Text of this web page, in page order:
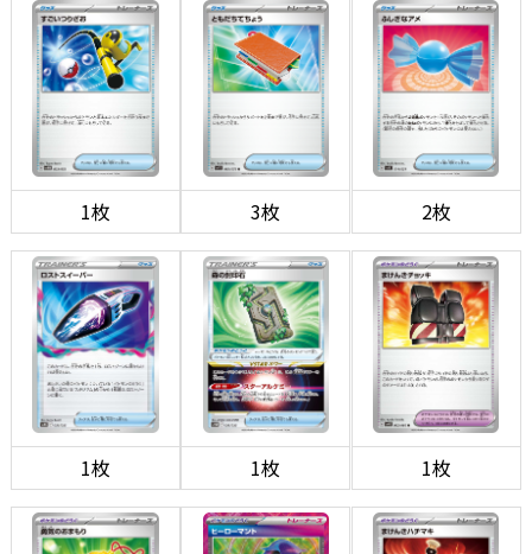
1枚 3枚 2枚
1枚 1枚 1枚